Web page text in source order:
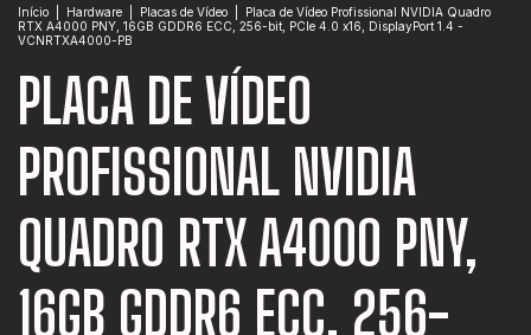
Início Hardware Placas de Vídeo
Placa de Vídeo Profissional NVIDIA Quadro
RTX A4000 PNY, 16GB GDDR6 ECC, 256-bit, PCIe 4.0 x16, DisplayPort 1.4 -
VCNRTXA4000-PB
PLACA DE VÍDEO
PROFISSIONAL NVIDIA
QUADRO RTX A4000 PNY,
16GB GDDR6 ECC, 256-